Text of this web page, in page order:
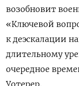
‌возобновит
«Ключевой
к деэскалации
длительному
очередное